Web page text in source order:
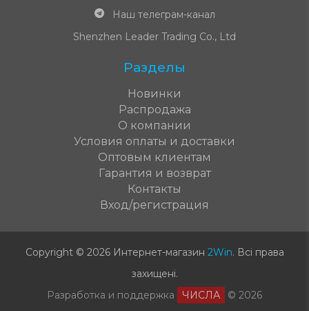
Наш телеграм-канал
Shenzhen Leader Trading Co., Ltd
Разделы
Новинки
Распродажа
О компании
Условия оплаты и доставки
Оптовым клиентам
Гарантия и возврат
Контакты
Вход/регистрация
Copyright © 2026 Интернет-магазин 2Win. Всі права
захищені.
Разработка и поддержка
ЧИСЛА © 2026